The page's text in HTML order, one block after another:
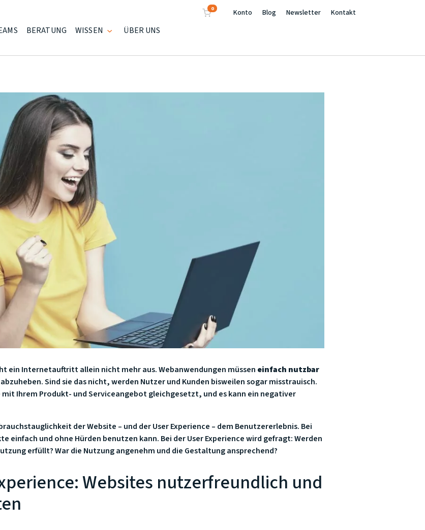
BERATUNG WISSEN ÜBER UNS
0 Konto Blog Newsletter Kontakt
ein Internetauftritt allein nicht mehr aus. Webanwendungen müssen einfach nutzbar
Sind sie das nicht, werden Nutzer und Kunden bisweilen sogar misstrauisch.
Ihrem Produkt- und Serviceangebot gleichgesetzt, und es kann ein negativer
der Website – und der User Experience – dem Benutzererlebnis. Bei
einfach und ohne Hürden benutzen kann. Bei der User Experience wird gefragt: Werden
erfüllt? War die Nutzung angenehm und die Gestaltung ansprechend?
Websites nutzerfreundlich und